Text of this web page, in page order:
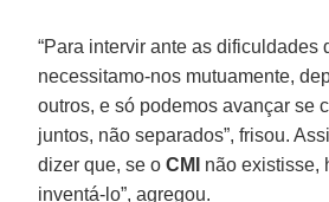
“Para intervir ante as dificuldades
necessitamo-nos mutuamente,
outros, e só podemos avançar se
juntos, não separados”, frisou.
dizer que, se oCMI
não existisse,
inventá-lo”, agregou.